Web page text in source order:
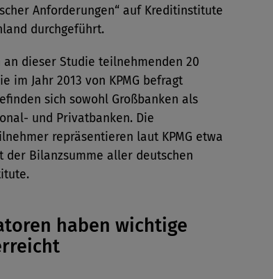
Anforderungen“ auf Kreditinstitute
durchgeführt.
an dieser Studie teilnehmenden 20
im Jahr 2013 von KPMG befragt
sich sowohl Großbanken als
und Privatbanken. Die
repräsentieren laut KPMG etwa
der Bilanzsumme aller deutschen
haben wichtige